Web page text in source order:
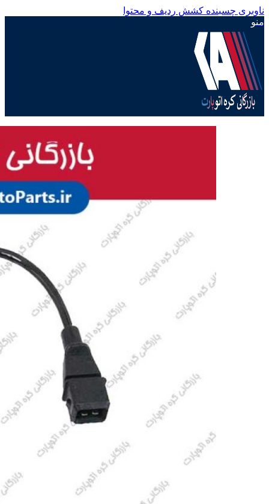
ناوبری چسبنده کشش ردیف و محتوا
منو